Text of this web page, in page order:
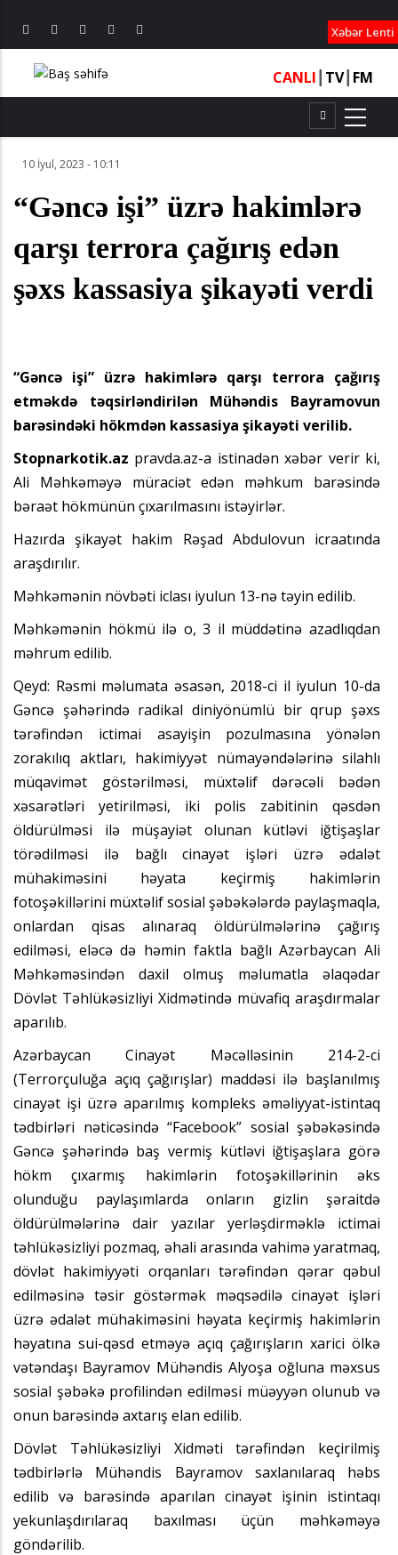
Xəbər Lenti
CANLI TV┃ FM
10 İyul, 2023 - 10:11
“Gəncə işi” üzrə hakimlərə
qarşı terrora çağırış edən
şəxs kassasiya şikayəti verdi
“Gəncə işi” üzrə hakimlərə qarşı terrora çağırış
etməkdə təqsirləndirilən Mühəndis Bayramovun
barəsindəki hökmdən kassasiya şikayəti verilib.
Stopnarkotik.az pravda.az-a istinadən xəbər verir ki,
Ali Məhkəməyə müraciət edən məhkum barəsində
bəraət hökmünün çıxarılmasını istəyirlər.
Hazırda şikayət hakim Rəşad Abdulovun icraatında
araşdırılır.
Məhkəmənin növbəti iclası iyulun 13-nə təyin edilib.
Məhkəmənin hökmü ilə o, 3 il müddətinə azadlıqdan
məhrum edilib.
Qeyd: Rəsmi məlumata əsasən, 2018-ci il iyulun 10-da
Gəncə şəhərində radikal diniyönümlü bir qrup şəxs
tərəfindən ictimai asayişin pozulmasına yönələn
zorakılıq aktları, hakimiyyət nümayəndələrinə silahlı
müqavimət göstərilməsi, müxtəlif dərəcəli bədən
xəsarətləri yetirilməsi, iki polis zabitinin qəsdən
öldürülməsi ilə müşayiət olunan kütləvi iğtişaşlar
törədilməsi ilə bağlı cinayət işləri üzrə ədalət
mühakiməsini həyata keçirmiş hakimlərin
fotoşəkillərini müxtəlif sosial şəbəkələrdə paylaşmaqla,
onlardan qisas alınaraq öldürülmələrinə çağırış
edilməsi, eləcə də həmin faktla bağlı Azərbaycan Ali
Məhkəməsindən daxil olmuş məlumatla əlaqədar
Dövlət Təhlükəsizliyi Xidmətində müvafiq araşdırmalar
aparılıb.
Azərbaycan Cinayət Məcəlləsinin 214-2-ci
(Terrorçuluğa açıq çağırışlar) maddəsi ilə başlanılmış
cinayət işi üzrə aparılmış kompleks əməliyyat-istintaq
tədbirləri nəticəsində “Facebook” sosial şəbəkəsində
Gəncə şəhərində baş vermiş kütləvi iğtişaşlara görə
hökm çıxarmış hakimlərin fotoşəkillərinin əks
olunduğu paylaşımlarda onların gizlin şəraitdə
öldürülmələrinə dair yazılar yerləşdirməklə ictimai
təhlükəsizliyi pozmaq, əhali arasında vahimə yaratmaq,
dövlət hakimiyyəti orqanları tərəfindən qərar qəbul
edilməsinə təsir göstərmək məqsədilə cinayət işləri
üzrə ədalət mühakiməsini həyata keçirmiş hakimlərin
həyatına sui-qəsd etməyə açıq çağırışların xarici ölkə
vətəndaşı Bayramov Mühəndis Alyoşa oğluna məxsus
sosial şəbəkə profilindən edilməsi müəyyən olunub və
onun barəsində axtarış elan edilib.
Dövlət Təhlükəsizliyi Xidməti tərəfindən keçirilmiş
tədbirlərlə Mühəndis Bayramov saxlanılaraq həbs
edilib və barəsində aparılan cinayət işinin istintaqı
yekunlaşdırılaraq baxılması üçün məhkəməyə
göndərilib.